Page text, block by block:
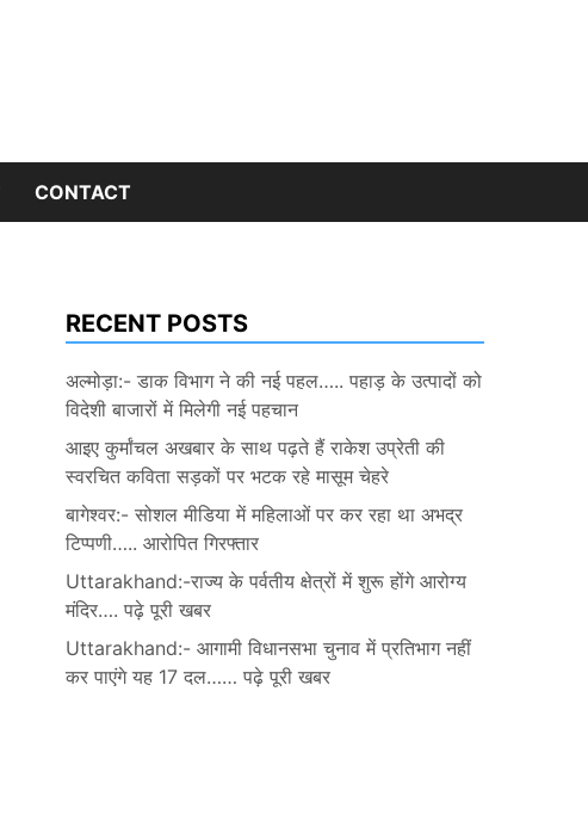
CONTACT
RECENT POSTS
अल्मोड़ा:- डाक विभाग ने की नई पहल….. पहाड़ के उत्पादों को
विदेशी बाजारों में मिलेगी नई पहचान
आइए कुर्मांचल अखबार के साथ पढ़ते हैं राकेश उप्रेती की
स्वरचित कविता सड़कों पर भटक रहे मासूम चेहरे
बागेश्वर:- सोशल मीडिया में महिलाओं पर कर रहा था अभद्र
टिप्पणी….. आरोपित गिरफ्तार
Uttarakhand:-राज्य के पर्वतीय क्षेत्रों में शुरू होंगे आरोग्य
मंदिर…. पढ़े पूरी खबर
Uttarakhand:- आगामी विधानसभा चुनाव में प्रतिभाग नहीं
कर पाएंगे यह 17 दल…… पढ़े पूरी खबर